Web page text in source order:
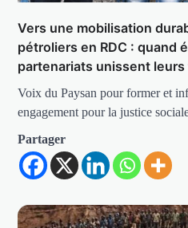
Vers une mobilisation
pétroliers en RDC : quand
partenariats unissent
Voix du Paysan pour former et
engagement pour la justice
Partager